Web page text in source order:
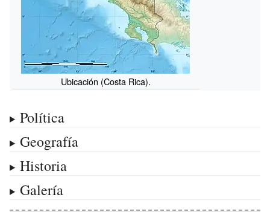
Ubicación (Costa Rica).
Política
Geografía
Historia
Galería